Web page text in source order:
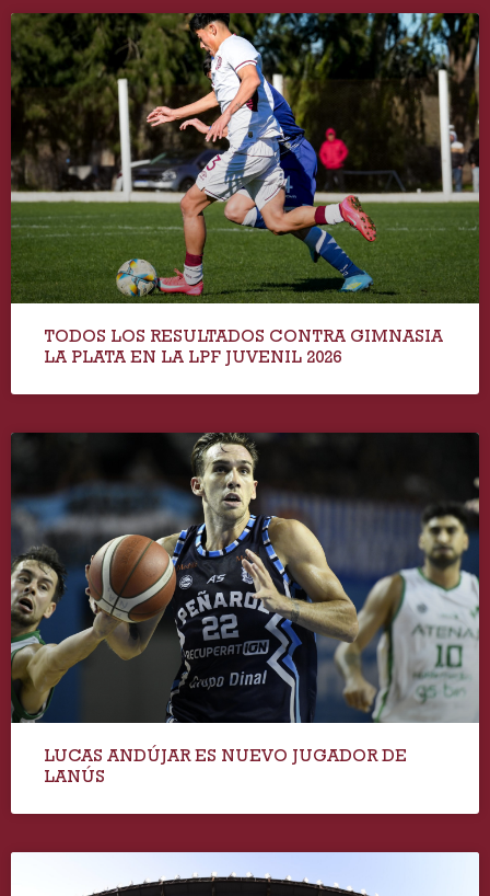
TODOS LOS RESULTADOS CONTRA GIMNASIA
LA PLATA EN LA LPF JUVENIL 2026
LUCAS ANDÚJAR ES NUEVO JUGADOR DE
LANÚS